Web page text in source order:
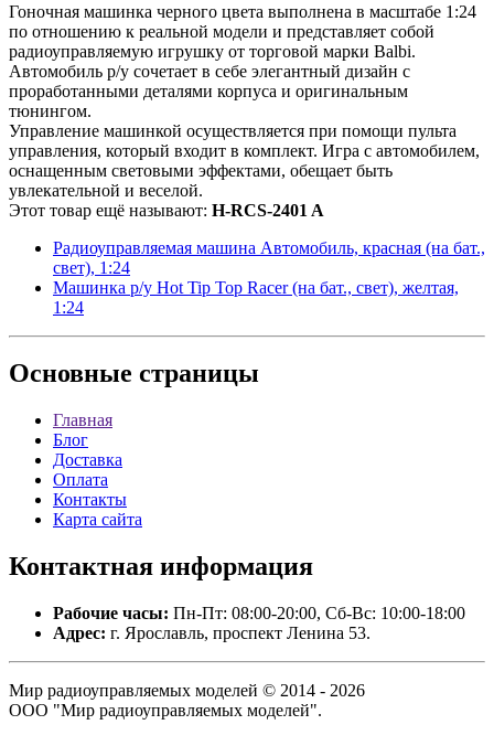
Гоночная машинка черного цвета выполнена в масштабе 1:24
по отношению к реальной модели и представляет собой
радиоуправляемую игрушку от торговой марки Balbi.
Автомобиль р/у сочетает в себе элегантный дизайн с
проработанными деталями корпуса и оригинальным
тюнингом.
Управление машинкой осуществляется при помощи пульта
управления, который входит в комплект. Игра с автомобилем,
оснащенным световыми эффектами, обещает быть
увлекательной и веселой.
Этот товар ещё называют: H-RCS-2401 A
Радиоуправляемая машина Автомобиль, красная (на бат.,
свет), 1:24
Машинка р/у Hot Tip Top Racer (на бат., свет), желтая,
1:24
Основные страницы
Главная
Блог
Доставка
Оплата
Контакты
Карта сайта
Контактная информация
Рабочие часы: Пн-Пт: 08:00-20:00, Сб-Вс: 10:00-18:00
Адрес: г. Ярославль, проспект Ленина 53.
Мир радиоуправляемых моделей © 2014 - 2026
ООО "Мир радиоуправляемых моделей".